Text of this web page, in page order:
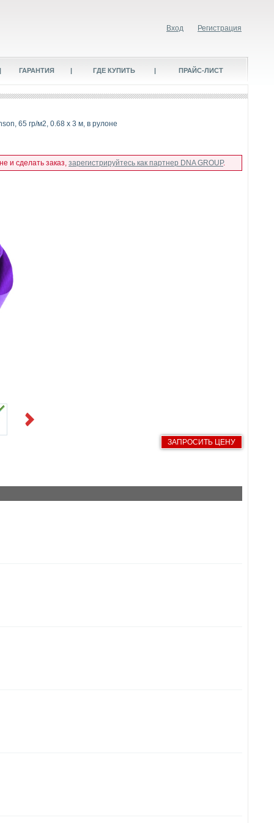
Вход Регистрация
| ГАРАНТИЯ | ГДЕ КУПИТЬ | ПРАЙС-ЛИСТ
65 гр/м2, 0.68 x 3 м, в рулоне
и сделать заказ, зарегистрируйтесь как партнер DNA GROUP.
Next
ЗАПРОСИТЬ ЦЕНУ